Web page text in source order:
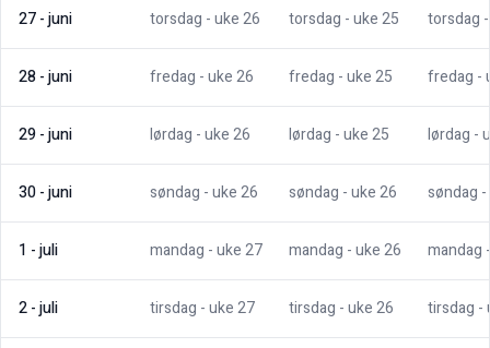
27-juni torsdag - uke26 torsdag - uke25 torsdag
28-juni fredag - uke26 fredag - uke25 fredag -
29-juni lørdag - uke26 lørdag - uke25 lørdag -
30-juni søndag - uke26 søndag - uke26 søndag
1 -juli mandag - uke27 mandag - uke26 mandag
2-juli tirsdag - uke27 tirsdag - uke26 tirsdag -